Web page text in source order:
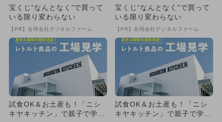
宝くじ“なんとなく”で買って
いる限り変わらない
【PR】合同会社デジタルファーム
宝くじ“なんとなく”で買って
いる限り変わらない
【PR】合同会社デジタルファーム
試食OK＆お土産も！「ニシ
キヤキッチン」で親子で学べ
試食OK＆お土産も！「ニシ
キヤキッチン」で親子で学べ